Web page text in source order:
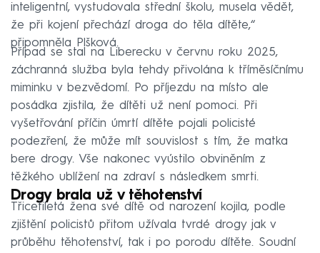
inteligentní, vystudovala střední školu, musela vědět,
že při kojení přechází droga do těla dítěte,“
připomněla Plšková.
Případ se stal na Liberecku v červnu roku 2025,
záchranná služba byla tehdy přivolána k tříměsíčnímu
miminku v bezvědomí. Po příjezdu na místo ale
posádka zjistila, že dítěti už není pomoci. Při
vyšetřování příčin úmrtí dítěte pojali policisté
podezření, že může mít souvislost s tím, že matka
bere drogy. Vše nakonec vyústilo obviněním z
těžkého ublížení na zdraví s následkem smrti.
Drogy brala už v těhotenství
Třicetiletá žena své dítě od narození kojila, podle
zjištění policistů přitom užívala tvrdé drogy jak v
průběhu těhotenství, tak i po porodu dítěte. Soudní